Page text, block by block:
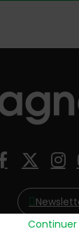
X